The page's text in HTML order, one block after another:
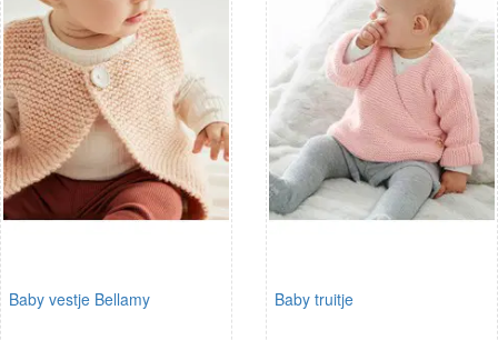
Baby vestje Bellamy Baby truitje